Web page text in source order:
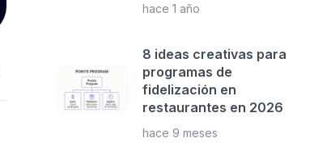
hace 1 año
8 ideas creativas para
programas de
fidelización en
restaurantes en 2026
hace 9 meses